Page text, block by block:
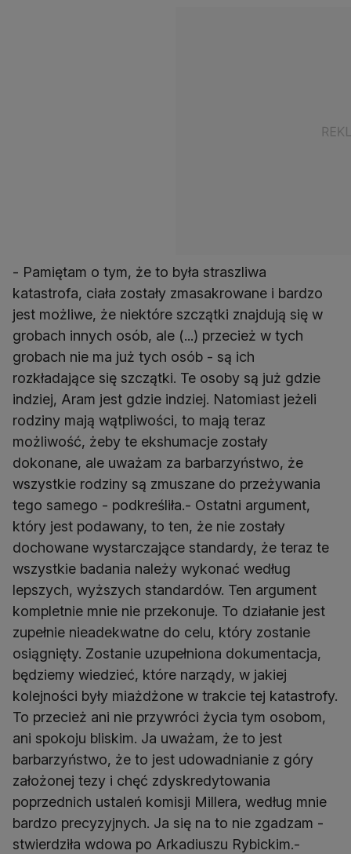
- Pamiętam o tym, że to była straszliwa
katastrofa, ciała zostały zmasakrowane i bardzo
jest możliwe, że niektóre szczątki znajdują się w
grobach innych osób, ale (...) przecież w tych
grobach nie ma już tych osób - są ich
rozkładające się szczątki. Te osoby są już gdzie
indziej, Aram jest gdzie indziej. Natomiast jeżeli
rodziny mają wątpliwości, to mają teraz
możliwość, żeby te ekshumacje zostały
dokonane, ale uważam za barbarzyństwo, że
wszystkie rodziny są zmuszane do przeżywania
tego samego - podkreśliła.- Ostatni argument,
który jest podawany, to ten, że nie zostały
dochowane wystarczające standardy, że teraz te
wszystkie badania należy wykonać według
lepszych, wyższych standardów. Ten argument
kompletnie mnie nie przekonuje. To działanie jest
zupełnie nieadekwatne do celu, który zostanie
osiągnięty. Zostanie uzupełniona dokumentacja,
będziemy wiedzieć, które narządy, w jakiej
kolejności były miażdżone w trakcie tej katastrofy.
To przecież ani nie przywróci życia tym osobom,
ani spokoju bliskim. Ja uważam, że to jest
barbarzyństwo, że to jest udowadnianie z góry
założonej tezy i chęć zdyskredytowania
poprzednich ustaleń komisji Millera, według mnie
bardzo precyzyjnych. Ja się na to nie zgadzam -
stwierdziła wdowa po Arkadiuszu Rybickim.-